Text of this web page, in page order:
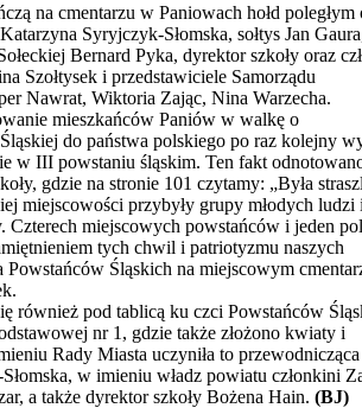
na cmentarzu w Paniowach hołd poległym
Syryjczyk-Słomska, sołtys Jan
Bernard Pyka, dyrektor szkoły oraz
Szołtysek i przedstawiciele Samorządu
Nawrat, Wiktoria Zając, Nina Warzecha.
mieszkańców Paniów w walkę o
do państwa polskiego po raz kolejny
w III powstaniu śląskim. Ten fakt
gdzie na stronie 101 czytamy: „Była
miejscowości przybyły grupy młodych ludzi
Czterech miejscowych powstańców i jeden
tych chwil i patriotyzmu naszych
Powstańców Śląskich na miejscowym
również pod tablicą ku czci Powstańców
nr 1, gdzie także złożono kwiaty i
Rady Miasta uczyniła to przewodnicząca
w imieniu władz powiatu członkini
a także dyrektor szkoły Bożena Hain. (BJ)